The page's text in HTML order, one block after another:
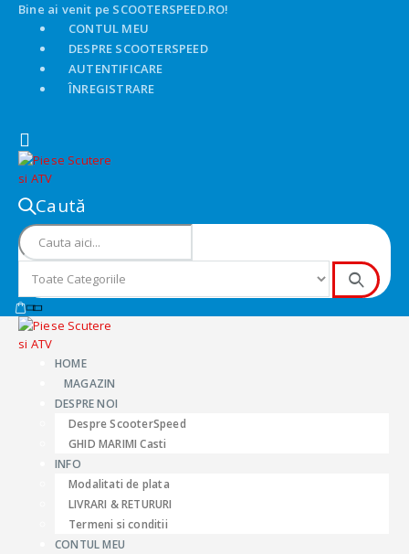
Bine ai venit pe SCOOTERSPEED.RO!
CONTUL MEU
DESPRE SCOOTERSPEED
AUTENTIFICARE
ÎNREGISTRARE
Caută
HOME
MAGAZIN
DESPRE NOI
Despre ScooterSpeed
GHID MARIMI Casti
INFO
Modalitati de plata
LIVRARI & RETURURI
Termeni si conditii
CONTUL MEU